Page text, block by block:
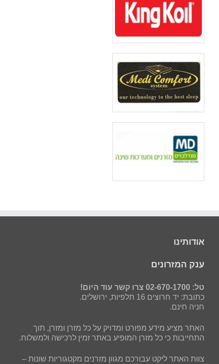
אודותינו
ענק המזרונים
טל: 02-670-1700 צרו קשר עוד היום!
כתובת: יד חרוצים 16 תלפיות, ירושלים.
חניה חינם.
האתר מציע מידע מפורט ומדויק על כל מזרן ומזרן, תוך
התחייבות כי כל מזרן המופיע באתר זמין לרכישה ולמשלוח.
צוות האתר ליקט עבורכם מגוון מזרנים מקטגוריות שונות –